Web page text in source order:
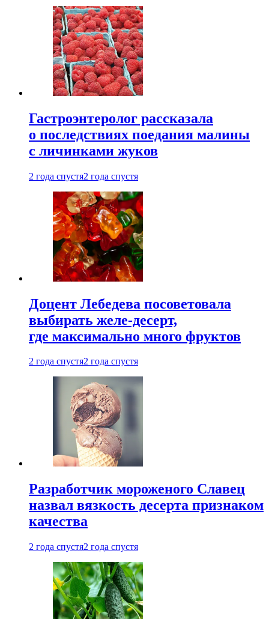
Гастроэнтеролог рассказала
о последствиях поедания малины
с личинками жуков
2 года спустя2 года спустя
Доцент Лебедева посоветовала
выбирать желе-десерт,
где максимально много фруктов
2 года спустя2 года спустя
Разработчик мороженого Славец
назвал вязкость десерта признаком
качества
2 года спустя2 года спустя